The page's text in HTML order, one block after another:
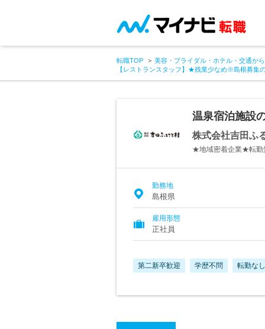
転職TOP
美容・ブライダル・ホテル・交通か
【レストランスタッフ】★残業少なめ※島根募集
温泉宿泊施設
株式会社吉田ふ
★地域密着企業★転勤
勤務地
島根県
雇用形態
正社員
第二新卒歓迎 学歴不問 転勤なし